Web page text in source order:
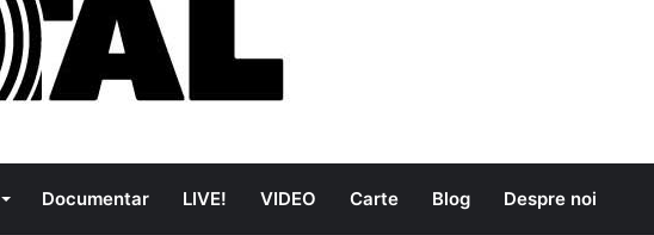
Documentar LIVE! VIDEO Carte Blog Despre noi